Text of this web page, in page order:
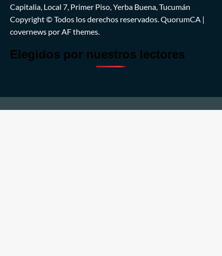
Capitalia, Local 7, Primer Piso, Yerba Buena, Tucumán
Copyright © Todos los derechos reservados. QuorumCA |
covernews por AF themes.
Elegidos por nuestros lectores